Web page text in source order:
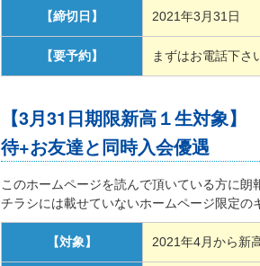
【締切日】 2021年3月31日
【要予約】 まずはお電話下さ
【3月31日期限新高１生対象
待+お友達と同時入会優遇
このホームページを読んで頂いている方に
チラシには載せていないホームページ限定の
【対象】 2021年4月から新